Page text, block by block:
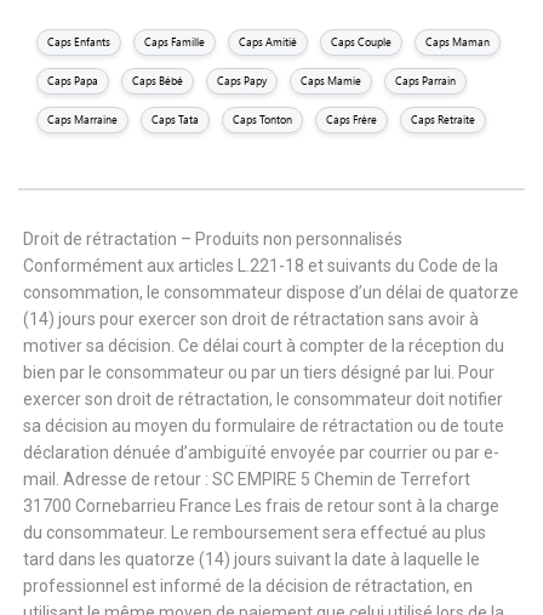
Caps Enfants Caps Famille Caps Amitié Caps Couple Caps Maman
Caps Papa Caps Bébé Caps Papy Caps Mamie Caps Parrain
Caps Marraine Caps Tata Caps Tonton Caps Frère Caps Retraite
Droit de rétractation – Produits non personnalisés
Conformément aux articles L.221-18 et suivants du Code de la
consommation, le consommateur dispose d’un délai de quatorze
(14) jours pour exercer son droit de rétractation sans avoir à
motiver sa décision. Ce délai court à compter de la réception du
bien par le consommateur ou par un tiers désigné par lui. Pour
exercer son droit de rétractation, le consommateur doit notifier
sa décision au moyen du formulaire de rétractation ou de toute
déclaration dénuée d’ambiguïté envoyée par courrier ou par e-
mail. Adresse de retour : SC EMPIRE 5 Chemin de Terrefort
31700 Cornebarrieu France Les frais de retour sont à la charge
du consommateur. Le remboursement sera effectué au plus
tard dans les quatorze (14) jours suivant la date à laquelle le
professionnel est informé de la décision de rétractation, en